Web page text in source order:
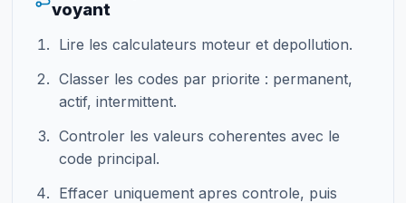
voyant
Lire les calculateurs moteur et depollution.
Classer les codes par priorite : permanent,
actif, intermittent.
Controler les valeurs coherentes avec le
code principal.
Effacer uniquement apres controle, puis